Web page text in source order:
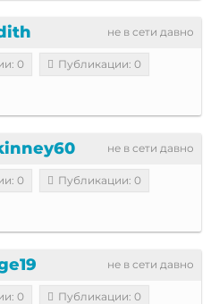
не в сети давно
0 Публикации: 0
не в сети давно
0 Публикации: 0
не в сети давно
0 Публикации: 0